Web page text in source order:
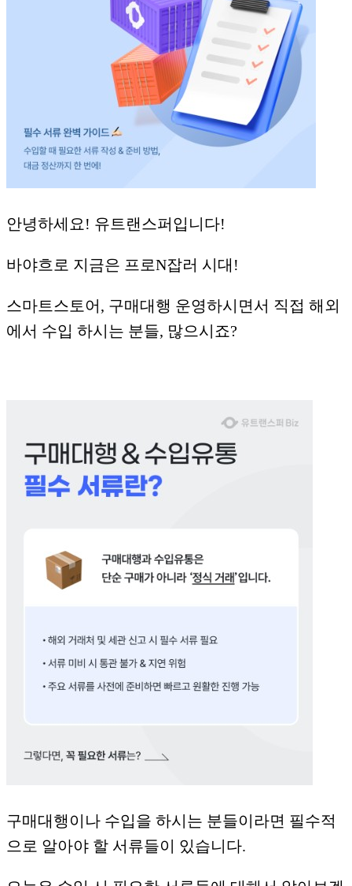
안녕하세요! 유트랜스퍼입니다!
바야흐로 지금은 프로N잡러 시대!
스마트스토어, 구매대행 운영하시면서 직접 해외
에서 수입 하시는 분들, 많으시죠?
구매대행이나 수입을 하시는 분들이라면 필수적
으로 알아야 할 서류들이 있습니다.